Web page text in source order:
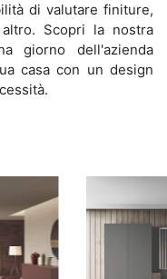
di valutare finiture,
Scopri la nostra
giorno dell'azienda
casa con un design